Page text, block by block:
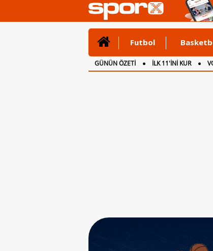
Futbol
GÜNÜN ÖZETİ İLK 11'İNİ KUR
CANLI ANLATIM
İNGİLTERE